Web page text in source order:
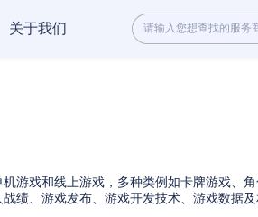
关于我们
游戏和线上游戏，多种类例如卡牌游戏、
绩、游戏发布、游戏开发技术、游戏数据及